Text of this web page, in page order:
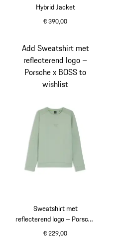
Hybrid Jacket
€ 390,00
Sweatshirt met
reflecterend logo – Porsche
x BOSS
€ 229,00
Add Sweatshirt met
reflecterend logo –
Porsche x BOSS to
wishlist